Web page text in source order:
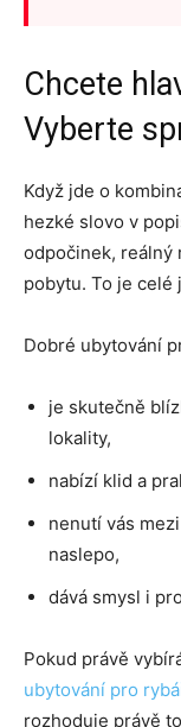
Chcete
Vyberte
Když jde o
hezké slovo v
odpočinek, reálný
pobytu. To je celé
Dobré ubytování
je skutečně
lokality,
nabízí klid a
nenutí vás
naslepo,
dává smysl i
Pokud právě
ubytování pro
rozhoduje právě